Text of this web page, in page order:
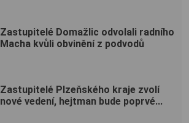
Zastupitelé Domažlic odvolali radního
Macha kvůli obvinění z podvodů
Zastupitelé Plzeňského kraje zvolí
nové vedení, hejtman bude poprvé...